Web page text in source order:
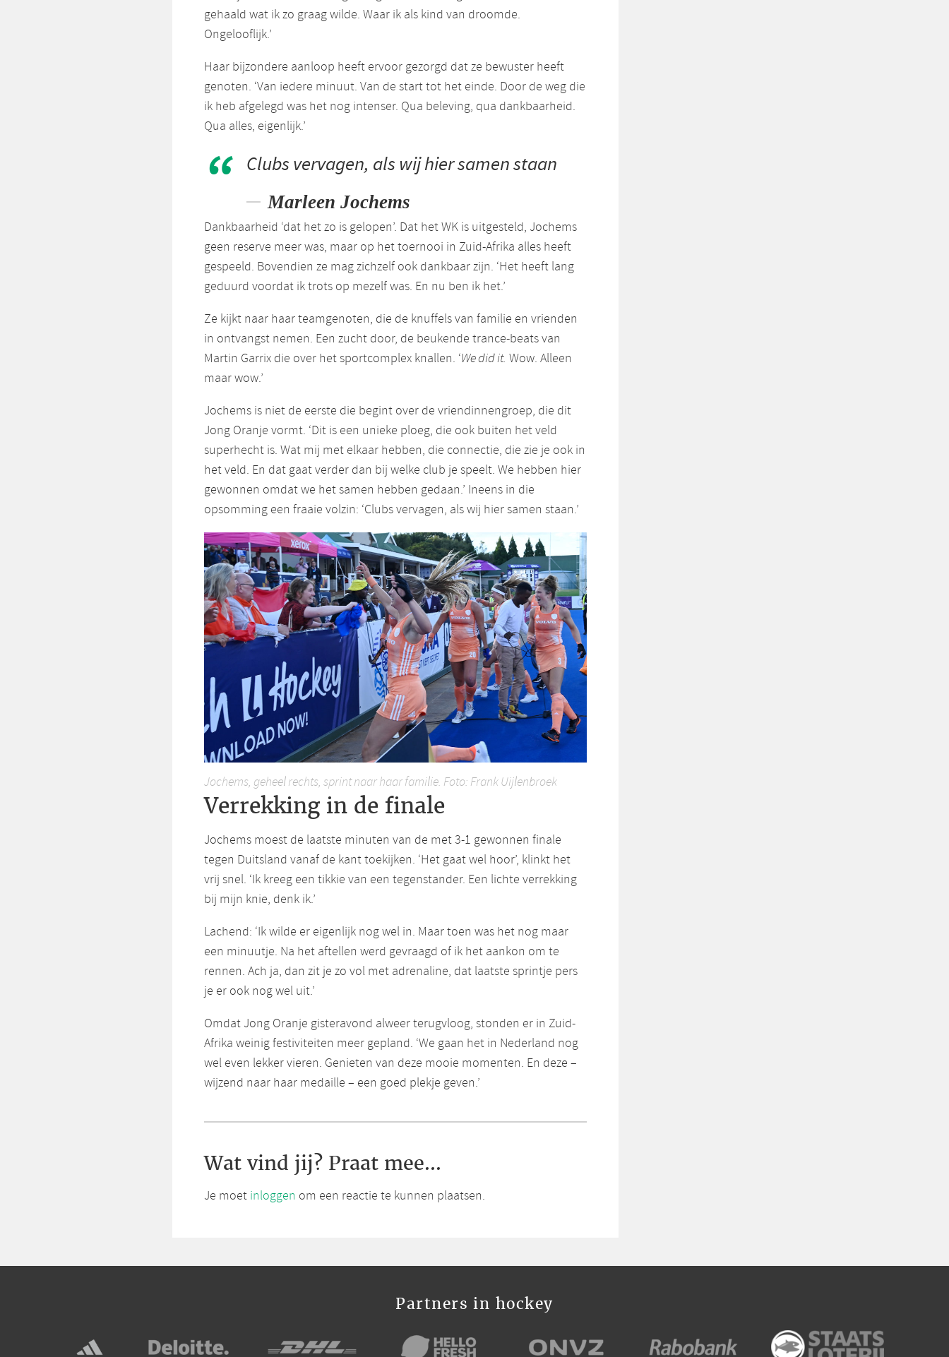
gehaald wat ik zo graag wilde. Waar ik als kind van droomde.
Ongelooflijk.’
Haar bijzondere aanloop heeft ervoor gezorgd dat ze bewuster heeft
genoten. ‘Van iedere minuut. Van de start tot het einde. Door de weg die
ik heb afgelegd was het nog intenser. Qua beleving, qua dankbaarheid.
Qua alles, eigenlijk.’
Clubs vervagen, als wij hier samen staan
Marleen Jochems
Dankbaarheid ‘dat het zo is gelopen’. Dat het WK is uitgesteld, Jochems
geen reserve meer was, maar op het toernooi in Zuid-Afrika alles heeft
gespeeld. Bovendien ze mag zichzelf ook dankbaar zijn. ‘Het heeft lang
geduurd voordat ik trots op mezelf was. En nu ben ik het.’
Ze kijkt naar haar teamgenoten, die de knuffels van familie en vrienden
in ontvangst nemen. Een zucht door, de beukende trance-beats van
Martin Garrix die over het sportcomplex knallen. ‘We did it. Wow. Alleen
maar wow.’
Jochems is niet de eerste die begint over de vriendinnengroep, die dit
Jong Oranje vormt. ‘Dit is een unieke ploeg, die ook buiten het veld
superhecht is. Wat mij met elkaar hebben, die connectie, die zie je ook in
het veld. En dat gaat verder dan bij welke club je speelt. We hebben hier
gewonnen omdat we het samen hebben gedaan.’ Ineens in die
opsomming een fraaie volzin: ‘Clubs vervagen, als wij hier samen staan.’
Jochems, geheel rechts, sprint naar haar familie. Foto: Frank Uijlenbroek
Verrekking in de finale
Jochems moest de laatste minuten van de met 3-1 gewonnen finale
tegen Duitsland vanaf de kant toekijken. ‘Het gaat wel hoor’, klinkt het
vrij snel. ‘Ik kreeg een tikkie van een tegenstander. Een lichte verrekking
bij mijn knie, denk ik.’
Lachend: ‘Ik wilde er eigenlijk nog wel in. Maar toen was het nog maar
een minuutje. Na het aftellen werd gevraagd of ik het aankon om te
rennen. Ach ja, dan zit je zo vol met adrenaline, dat laatste sprintje pers
je er ook nog wel uit.’
Omdat Jong Oranje gisteravond alweer terugvloog, stonden er in Zuid-
Afrika weinig festiviteiten meer gepland. ‘We gaan het in Nederland nog
wel even lekker vieren. Genieten van deze mooie momenten. En deze –
wijzend naar haar medaille – een goed plekje geven.’
Wat vind jij? Praat mee...
Je moet inloggen om een reactie te kunnen plaatsen.
Partners in hockey